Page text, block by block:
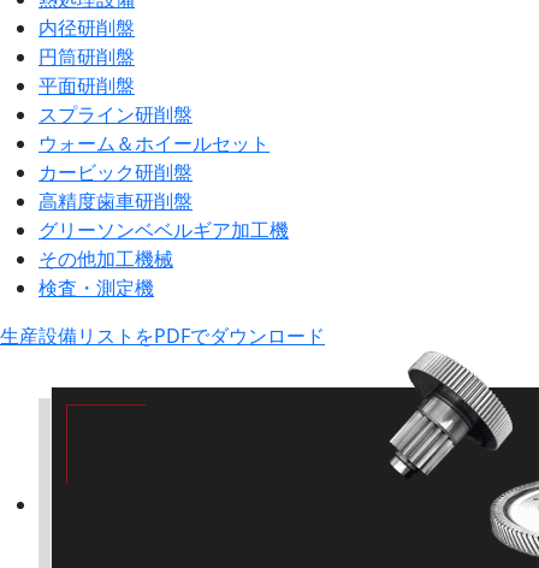
内径研削盤
円筒研削盤
平面研削盤
スプライン研削盤
ウォーム＆ホイールセット
カービック研削盤
高精度歯車研削盤
グリーソンベベルギア加工機
その他加工機械
検査・測定機
生産設備リストをPDFでダウンロード